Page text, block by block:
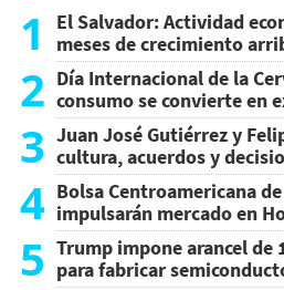
1
El Salvador: Actividad
meses de crecimiento
2 Día Internacional de la
consumo se convierte en
3 Juan José Gutiérrez y
cultura, acuerdos y
4 Bolsa Centroamericana
impulsarán mercado en
5 Trump impone arancel de
para fabricar